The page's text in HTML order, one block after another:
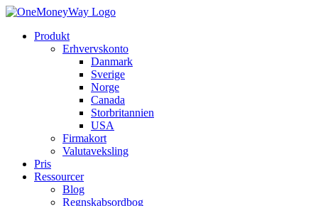
Produkt
Erhvervskonto
Danmark
Sverige
Norge
Canada
Storbritannien
USA
Firmakort
Valutaveksling
Pris
Ressourcer
Blog
Regnskabsordbog